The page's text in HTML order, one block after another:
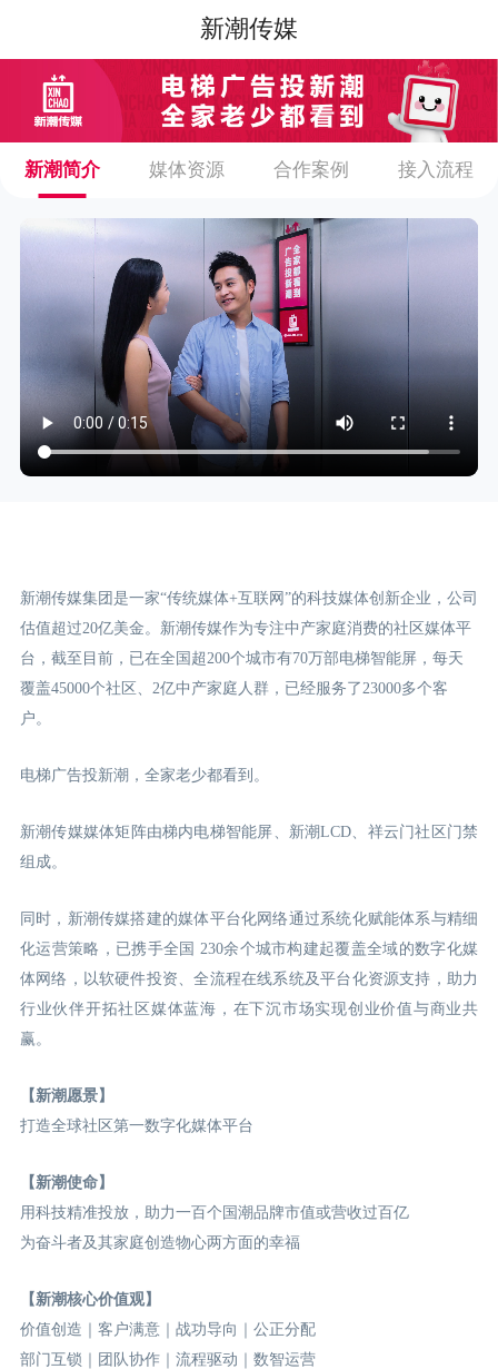
新潮传媒
新潮简介 媒体资源 合作案例 接入流程
新潮传媒集团是一家“传统媒体+互联网”的科技媒体创新企业，公司
估值超过20亿美金。新潮传媒作为专注中产家庭消费的社区媒体平
台，截至目前，已在全国超200个城市有70万部电梯智能屏，每天
覆盖45000个社区、2亿中产家庭人群，已经服务了23000多个客
户。
电梯广告投新潮，全家老少都看到。
新潮传媒媒体矩阵由梯内电梯智能屏、新潮LCD、祥云门社区门禁
组成。
同时，新潮传媒搭建的媒体平台化网络通过系统化赋能体系与精细
化运营策略，已携手全国 230余个城市构建起覆盖全域的数字化媒
体网络，以软硬件投资、全流程在线系统及平台化资源支持，助力
行业伙伴开拓社区媒体蓝海，在下沉市场实现创业价值与商业共
赢。
【新潮愿景】
打造全球社区第一数字化媒体平台
【新潮使命】
用科技精准投放，助力一百个国潮品牌市值或营收过百亿
为奋斗者及其家庭创造物心两方面的幸福
【新潮核心价值观】
价值创造｜客户满意｜战功导向｜公正分配
部门互锁｜团队协作｜流程驱动｜数智运营